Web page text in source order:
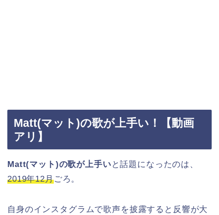
Matt(マット)の歌が上手い！【動画
アリ】
Matt(マット)の歌が上手い と話題になったのは、
2019年12月ごろ。
自身のインスタグラムで歌声を披露すると反響が大